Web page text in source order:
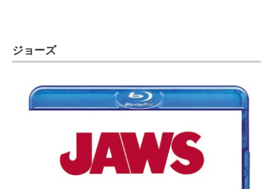
ジョーズ